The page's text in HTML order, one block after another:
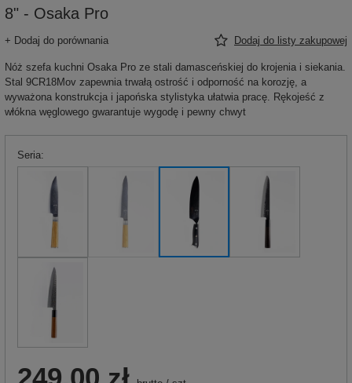
8" - Osaka Pro
+ Dodaj do porównania Dodaj do listy zakupowej
Nóż szefa kuchni Osaka Pro ze stali damasceńskiej do krojenia i siekania.
Stal 9CR18Mov zapewnia trwałą ostrość i odporność na korozję, a
wyważona konstrukcja i japońska stylistyka ułatwia pracę. Rękojeść z
włókna węglowego gwarantuje wygodę i pewny chwyt
Seria